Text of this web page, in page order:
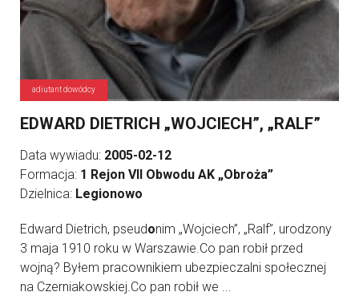
adiutant dowódcy
EDWARD DIETRICH „WOJCIECH”, „RALF”
Data wywiadu: 2005-02-12
Formacja: 1 Rejon VII Obwodu AK „Obroża”
Dzielnica: Legionowo
Edward Dietrich, pseudonim „Wojciech”, „Ralf”, urodzony
3 maja 1910 roku w Warszawie.Co pan robił przed
wojną? Byłem pracownikiem ubezpieczalni społecznej
na Czerniakowskiej.Co pan robił we ...